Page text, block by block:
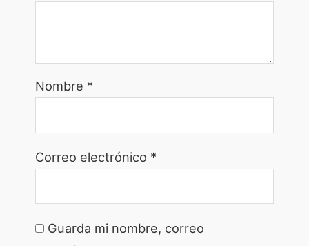
Nombre *
Correo electrónico *
Guarda mi nombre, correo